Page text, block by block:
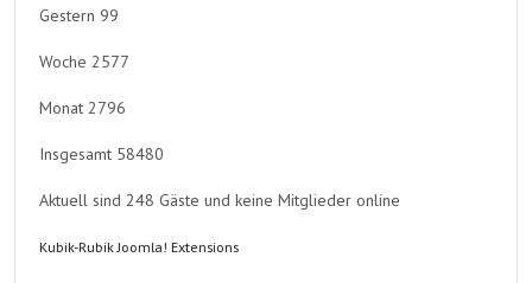
Gestern 99
Woche 2577
Monat 2796
Insgesamt 58480
Aktuell sind 248 Gäste und keine Mitglieder online
Kubik-Rubik Joomla! Extensions